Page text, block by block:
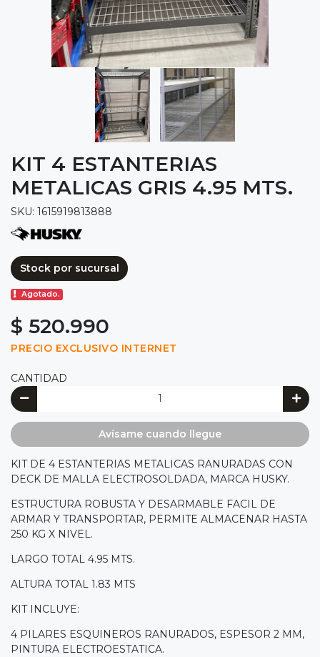
KIT 4 ESTANTERIAS
METALICAS GRIS 4.95 MTS.
SKU: 1615919813888
Stock por sucursal
Agotado.
$ 520.990
PRECIO EXCLUSIVO INTERNET
CANTIDAD
Avísame cuando llegue
KIT DE 4 ESTANTERIAS METALICAS RANURADAS CON
DECK DE MALLA ELECTROSOLDADA, MARCA HUSKY.
ESTRUCTURA ROBUSTA Y DESARMABLE FACIL DE
ARMAR Y TRANSPORTAR, PERMITE ALMACENAR HASTA
250 KG X NIVEL.
LARGO TOTAL 4.95 MTS.
ALTURA TOTAL 1.83 MTS
KIT INCLUYE:
4 PILARES ESQUINEROS RANURADOS, ESPESOR 2 MM,
PINTURA ELECTROESTATICA.